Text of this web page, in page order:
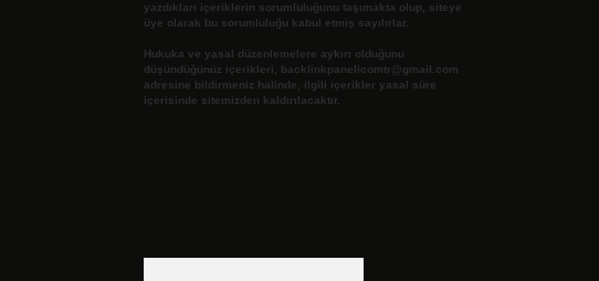
yazdıkları içeriklerin sorumluluğunu taşımakta olup, siteye
üye olarak bu sorumluluğu kabul etmiş sayılırlar.
Hukuka ve yasal düzenlemelere aykırı olduğunu
düşündüğünüz içerikleri,
backlinkpanelicomtr@gmail.com
adresine bildirmeniz halinde, ilgili içerikler yasal süre
içerisinde sitemizden kaldırılacaktır.